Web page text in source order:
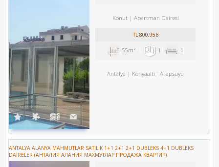
Konut Apartman Dairesi
TL800,956
55m² 1 1
Antalya Konyaaltı -Arapsuyu
ANTALYA ALANYA MAHMUTLAR SATILIK 1+1 2+1 2+1 DUBLEKS 4+1 DUBLEKS
DAİRELER (АНТАЛИЯ АЛАНИЯ МАХМУТЛАР ПРОДАЖА КВАРТИР)